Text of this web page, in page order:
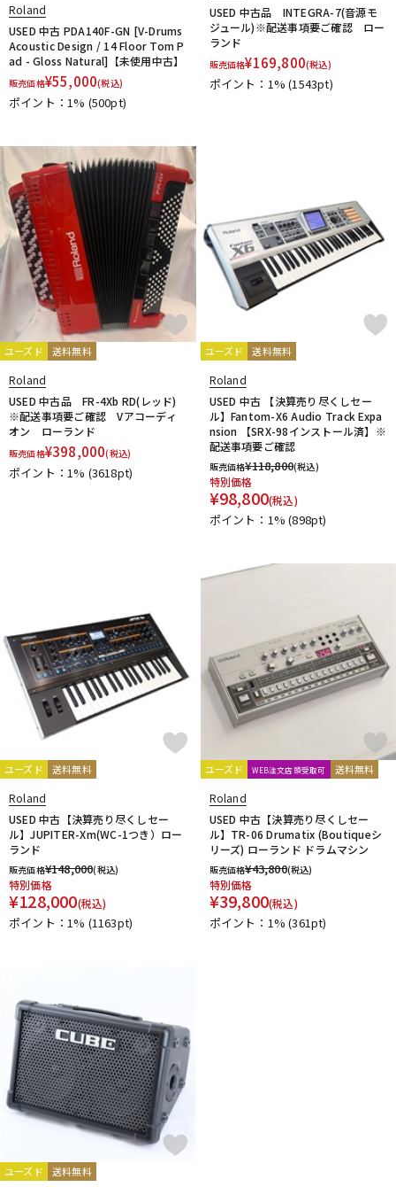
Roland
USED 中古 PDA140F-GN [V-Drums
Acoustic Design / 14 Floor Tom P
ad - Gloss Natural]【未使用中古】
販売価格¥55,000(税込)
ポイント：1% (500pt)
USED 中古品 INTEGRA-7(音源モ
ジュール)※配送事項要ご確認 ロー
ランド
販売価格¥169,800(税込)
ポイント：1%(1543pt)
ユーズド 送料無料
Roland
USED 中古品 FR-4Xb RD(レッド)
※配送事項要ご確認 Vアコーディ
オン ローランド
販売価格¥398,000(税込)
ポイント：1% (3618pt)
ユーズド 送料無料
Roland
USED 中古 【決算売り尽くしセー
ル】Fantom-X6 Audio Track Expa
nsion 【SRX-98インストール済】※
配送事項要ご確認
販売価格¥118,800(税込)
特別価格
¥98,800(税込)
ポイント：1%(898pt)
ユーズド 送料無料
Roland
USED 中古【決算売り尽くしセー
ル】JUPITER-Xm(WC-1つき）ロー
ランド
販売価格¥148,000(税込)
特別価格
¥128,000(税込)
ポイント：1% (1163pt)
ユーズド WEB注文店頭受取可 送料無料
Roland
USED 中古【決算売り尽くしセー
ル】TR-06 Drumatix (Boutiqueシ
リーズ) ローランド ドラムマシン
販売価格¥43,800(税込)
特別価格
¥39,800(税込)
ポイント：1%(361pt)
ユーズド 送料無料